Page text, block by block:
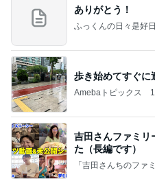
ありがとう！
ふっくんの日々是好日 布川敏和オフィシャルブロ
歩き始めてすぐに
Amebaトピックス
吉田さんファミリ
た（長編です）
「吉田さんちのファ